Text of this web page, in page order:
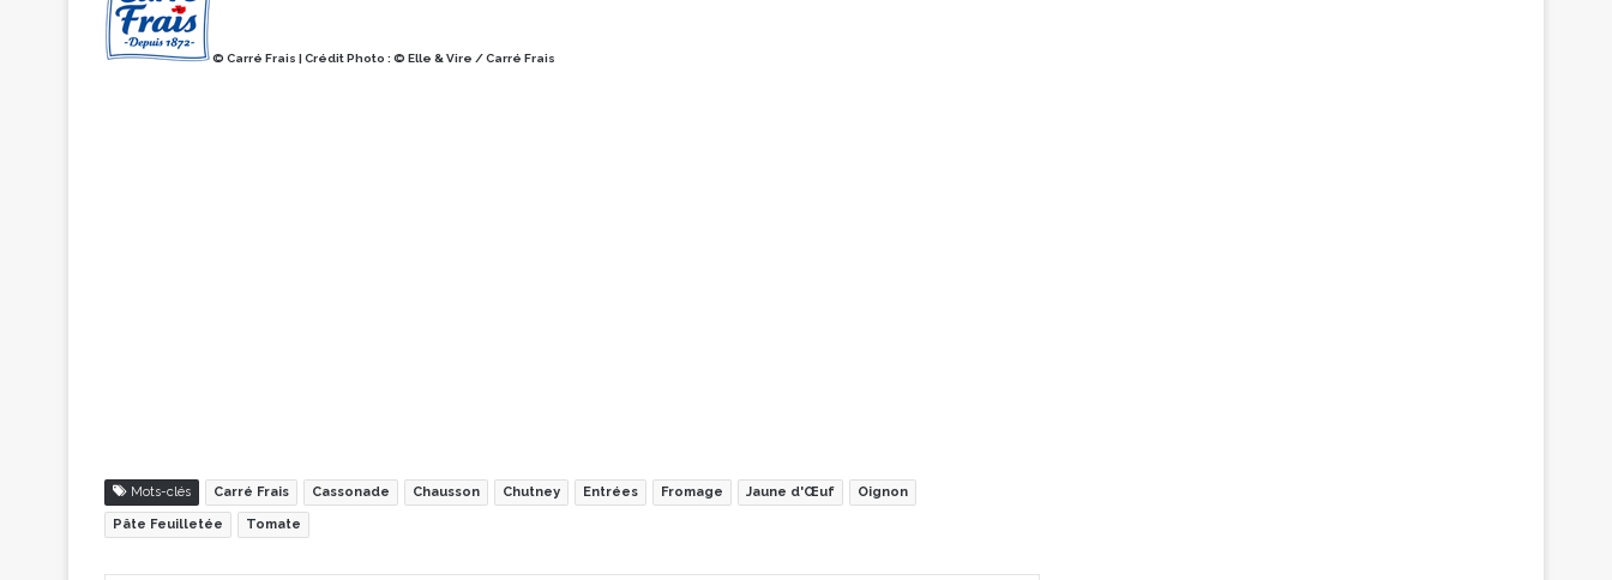
© Carré Frais | Crédit Photo : © Elle & Vire / Carré Frais
Mots-clés Carré Frais Cassonade Chausson Chutney Entrées Fromage Jaune d'Œuf Oignon
Pâte Feuilletée Tomate